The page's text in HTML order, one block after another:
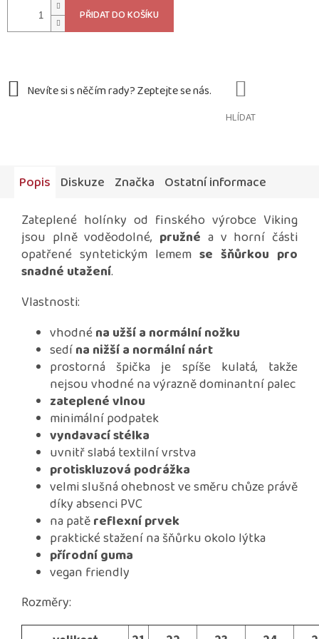
PŘIDAT DO KOŠÍKU
HLÍDAT
Popis Diskuze Značka Ostatní informace
Zateplené holínky od finského výrobce Viking
jsou plně voděodolné, pružné a v horní části
opatřené syntetickým lemem se šňůrkou pro
snadné utažení.
Vlastnosti:
vhodné na užší a normální nožku
sedína nižší a normální nárt
prostorná špička je spíše kulatá, takže
nejsou vhodné na výrazně dominantní palec
zateplené vlnou
minimální podpatek
vyndavací stélka
uvnitř slabá textilní vrstva
protiskluzová podrážka
velmi slušná ohebnost ve směru chůze právě
díky absenci PVC
na patěreflexní prvek
praktické stažení na šňůrku okolo lýtka
přírodní guma
vegan friendly
Rozměry: